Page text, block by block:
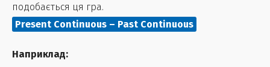
подобається ця гра.
Present Continuous – Past Continuous
Наприклад: